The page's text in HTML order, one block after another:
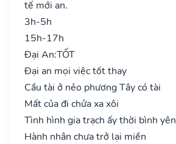
tế mới an.
3h-5h
15h-17h
Đại An:TỐT
Đại an mọi việc tốt thay
Cầu tài ở nẻo phương Tây có tài
Mất của đi chửa xa xôi
Tình hình gia trạch ấy thời bình yên
Hành nhân chưa trở lại miền